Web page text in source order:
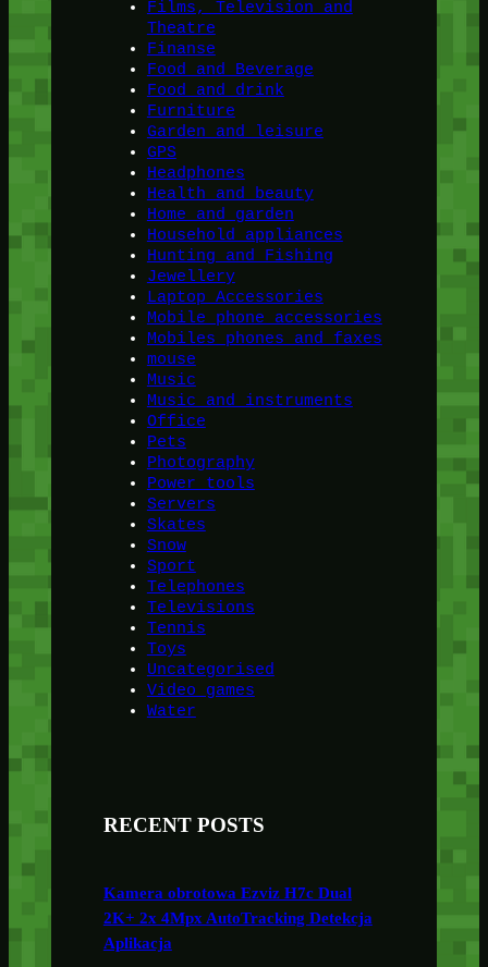
Films, Television and
Theatre
Finanse
Food and Beverage
Food and drink
Furniture
Garden and leisure
GPS
Headphones
Health and beauty
Home and garden
Household appliances
Hunting and Fishing
Jewellery
Laptop Accessories
Mobile phone accessories
Mobiles phones and faxes
mouse
Music
Music and instruments
Office
Pets
Photography
Power tools
Servers
Skates
Snow
Sport
Telephones
Televisions
Tennis
Toys
Uncategorised
Video games
Water
RECENT POSTS
Kamera obrotowa Ezviz H7c Dual
2K+ 2x 4Mpx AutoTracking Detekcja
Aplikacja